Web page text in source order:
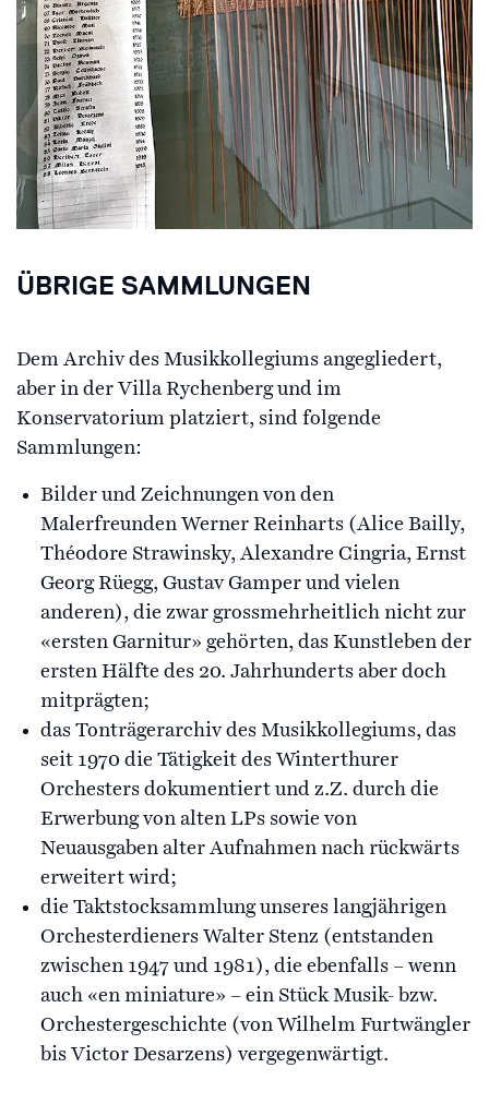
ÜBRIGE SAMMLUNGEN
Dem Archiv des Musikkollegiums angegliedert,
aber in der Villa Rychenberg und im
Konservatorium platziert, sind folgende
Sammlungen:
Bilder und Zeichnungen von den
Malerfreunden Werner Reinharts (Alice Bailly,
Théodore Strawinsky, Alexandre Cingria, Ernst
Georg Rüegg, Gustav Gamper und vielen
anderen), die zwar grossmehrheitlich nicht zur
«ersten Garnitur» gehörten, das Kunstleben der
ersten Hälfte des 20. Jahrhunderts aber doch
mitprägten;
das Tonträgerarchiv des Musikkollegiums, das
seit 1970 die Tätigkeit des Winterthurer
Orchesters dokumentiert und z.Z. durch die
Erwerbung von alten LPs sowie von
Neuausgaben alter Aufnahmen nach rückwärts
erweitert wird;
die Taktstocksammlung unseres langjährigen
Orchesterdieners Walter Stenz (entstanden
zwischen 1947 und 1981), die ebenfalls – wenn
auch «en miniature» – ein Stück Musik- bzw.
Orchestergeschichte (von Wilhelm Furtwängler
bis Victor Desarzens) vergegenwärtigt.